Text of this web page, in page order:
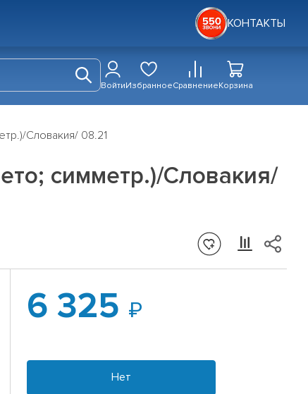
КОНТАКТЫ
ВойтиИзбранноеСравнениеКорзина
Словакия/ 08.21
симметр.)/Словакия/
6 325
Нет